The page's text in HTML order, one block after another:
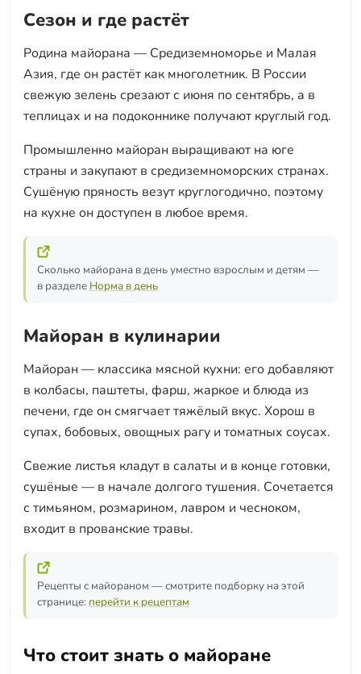
Сезон и где растёт
Родина майорана — Средиземноморье и Малая
Азия, где он растёт как многолетник. В России
свежую зелень срезают с июня по сентябрь, а в
теплицах и на подоконнике получают круглый год.
Промышленно майоран выращивают на юге
страны и закупают в средиземноморских странах.
Сушёную пряность везут круглогодично, поэтому
на кухне он доступен в любое время.
Сколько майорана в день уместно взрослым и детям —
в разделе Норма в день
Майоран в кулинарии
Майоран — классика мясной кухни: его добавляют
в колбасы, паштеты, фарш, жаркое и блюда из
печени, где он смягчает тяжёлый вкус. Хорош в
супах, бобовых, овощных рагу и томатных соусах.
Свежие листья кладут в салаты и в конце готовки,
сушёные — в начале долгого тушения. Сочетается
с тимьяном, розмарином, лавром и чесноком,
входит в прованские травы.
Рецепты с майораном — смотрите подборку на этой
странице: перейти к рецептам
Что стоит знать о майоране